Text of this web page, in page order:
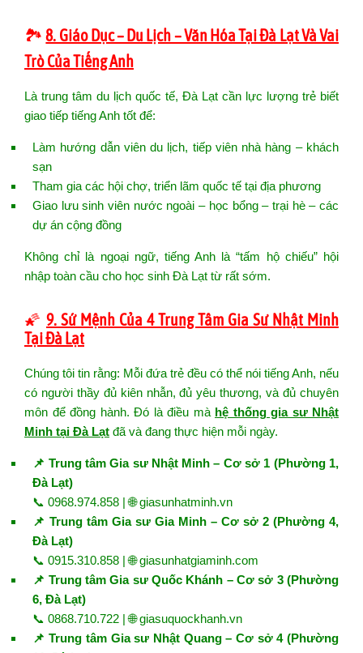
🏞️8. Giáo Dục – Du Lịch – Văn Hóa Tại Đà Lạt Và Vai
Trò Của Tiếng Anh
Là trung tâm du lịch quốc tế, Đà Lạt cần lực lượng trẻ biết
giao tiếp tiếng Anh tốt để:
Làm hướng dẫn viên du lịch, tiếp viên nhà hàng – khách
sạn
Tham gia các hội chợ, triển lãm quốc tế tại địa phương
Giao lưu sinh viên nước ngoài – học bổng – trại hè – các
dự án cộng đồng
Không chỉ là ngoại ngữ, tiếng Anh là “tấm hộ chiếu” hội
nhập toàn cầu cho học sinh Đà Lạt từ rất sớm.
🌠 9. Sứ Mệnh Của 4 Trung Tâm Gia Sư Nhật Minh
Tại Đà Lạt
Chúng tôi tin rằng: Mỗi đứa trẻ đều có thể nói tiếng Anh, nếu
có người thầy đủ kiên nhẫn, đủ yêu thương, và đủ chuyên
môn để đồng hành. Đó là điều mà hệ thống gia sư Nhật
Minh tại Đà Lạt đã và đang thực hiện mỗi ngày.
📌 Trung tâm Gia sư Nhật Minh – Cơ sở 1 (Phường 1,
Đà Lạt)
📞 0968.974.858 | 🌐giasunhatminh.vn
📌 Trung tâm Gia sư Gia Minh – Cơ sở 2 (Phường 4,
Đà Lạt)
📞 0915.310.858 | 🌐giasunhatgiaminh.com
📌 Trung tâm Gia sư Quốc Khánh – Cơ sở 3 (Phường
6, Đà Lạt)
📞 0868.710.722 | 🌐giasuquockhanh.vn
📌 Trung tâm Gia sư Nhật Quang – Cơ sở 4 (Phường